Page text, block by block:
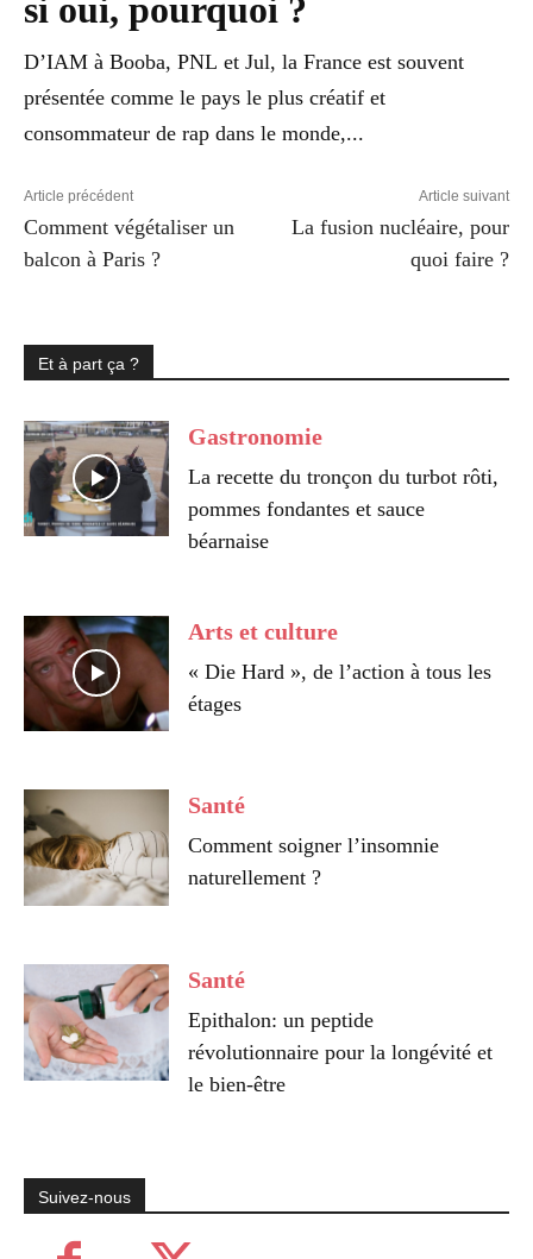
si oui, pourquoi ?
D’IAM à Booba, PNL et Jul, la France est souvent
présentée comme le pays le plus créatif et
consommateur de rap dans le monde,...
Article précédent
Comment végétaliser un
balcon à Paris ?
Article suivant
La fusion nucléaire, pour
quoi faire ?
Et à part ça ?
Gastronomie
La recette du tronçon du turbot rôti,
pommes fondantes et sauce
béarnaise
Arts et culture
« Die Hard », de l’action à tous les
étages
Santé
Comment soigner l’insomnie
naturellement ?
Santé
Epithalon: un peptide
révolutionnaire pour la longévité et
le bien-être
Suivez-nous